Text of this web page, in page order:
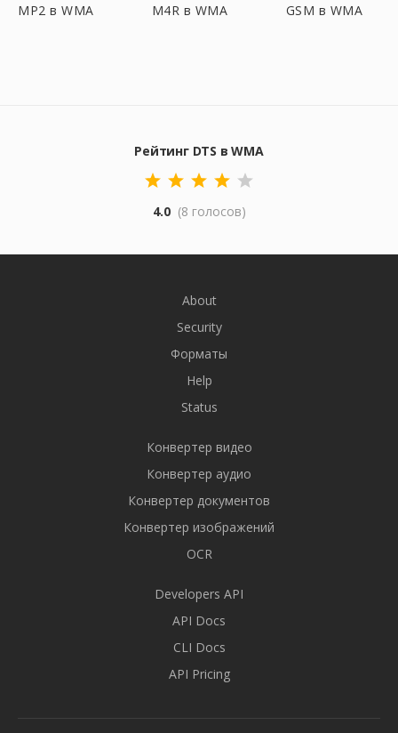
MP2 в WMA M4R в WMA GSM в WMA
Рейтинг DTS в WMA
4.0 (8 голосов)
About
Security
Форматы
Help
Status
Конвертер видео
Конвертер аудио
Конвертер документов
Конвертер изображений
OCR
Developers API
API Docs
CLI Docs
API Pricing